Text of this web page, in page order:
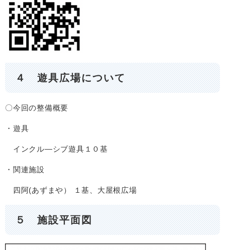
４ 遊具広場について
〇今回の整備概要
・遊具
インクル―シブ遊具１０基
・関連施設
四阿(あずまや） １基、大屋根広場
５ 施設平面図